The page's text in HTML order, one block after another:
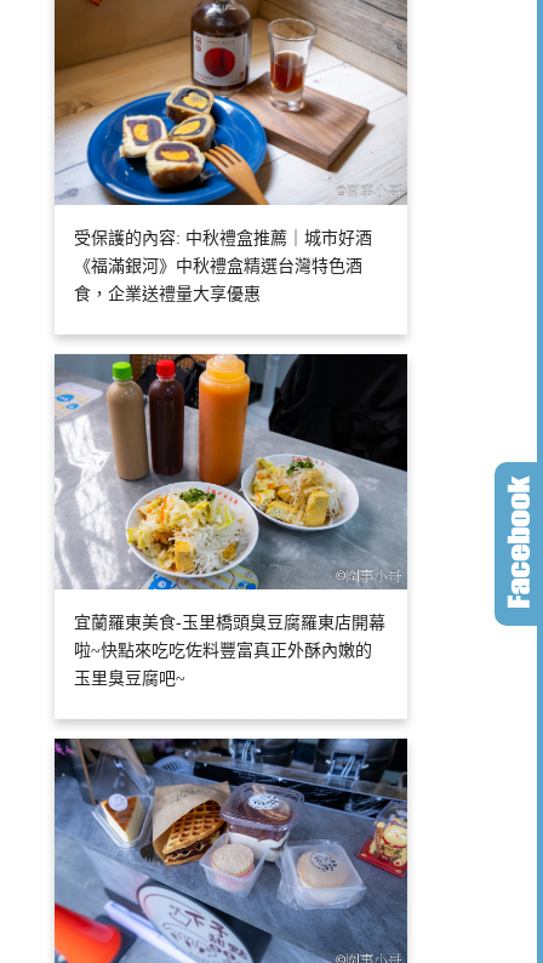
受保護的內容: 中秋禮盒推薦｜城市好酒
《福滿銀河》中秋禮盒精選台灣特色酒
食，企業送禮量大享優惠
宜蘭羅東美食-玉里橋頭臭豆腐羅東店開幕
啦~快點來吃吃佐料豐富真正外酥內嫩的
玉里臭豆腐吧~